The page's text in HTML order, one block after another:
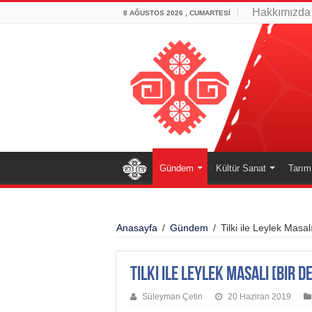
8 AĞUSTOS 2026 , CUMARTESI Hakkımızda
Gündem Kültür Sanat
Anasayfa / Gündem / Tilki ile Leylek
Tilki ile Leylek Masalı [Bir
Süleyman Çetin 20 Haziran 2019